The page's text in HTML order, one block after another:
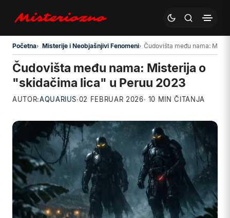
Preskoči na glavni sadržaj
Početna Misterije i Neobjašnjivi Fenomeni Čudovišta među nama:
Čudovišta među nama: Misterija o
"skidačima lica" u Peruu 2023
AUTOR:AQUARIUS·02 FEBRUAR 2026· 10 MIN ČITANJA